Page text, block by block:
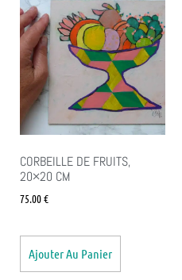
CORBEILLE DE FRUITS,
20×20 CM
75.00€
Ajouter Au Panier